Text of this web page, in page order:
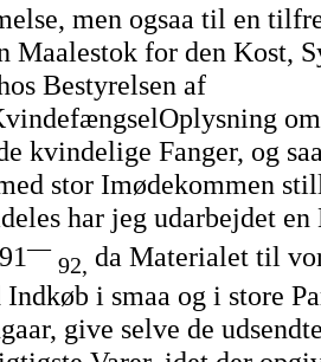
men ogsaa til en
Maalestok for den Kost,
Bestyrelsen af
kvindelige Fanger, og
stor Imødekommen
har jeg udarbejdet
—
92, da Materialet til
Indkøb i smaa og i store
give selve de